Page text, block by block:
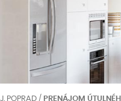
POPRAD / PRENÁJOM